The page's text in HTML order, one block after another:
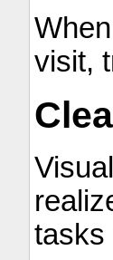
visit,
tasks